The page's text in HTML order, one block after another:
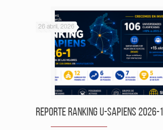
26 abril, 2026
Reporte Ranking U-Sapiens 2026-1